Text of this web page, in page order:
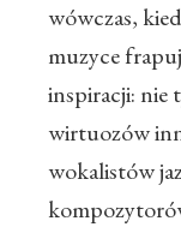
wówczas,
muzyce
inspiracji: nie
wirtuozów
wokalistów